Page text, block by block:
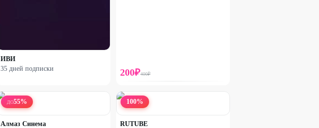
ИВИ
35 дней подписки
200₽400₽
ДО55%
Алмаз Синема
100%
RUTUBE